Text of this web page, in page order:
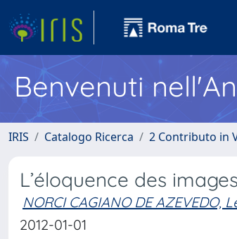
Benvenuti
IRIS Catalogo Ricerca 2 Contributo in
L’éloquence des images
NORCI CAGIANO DE AZEVEDO,
2012-01-01